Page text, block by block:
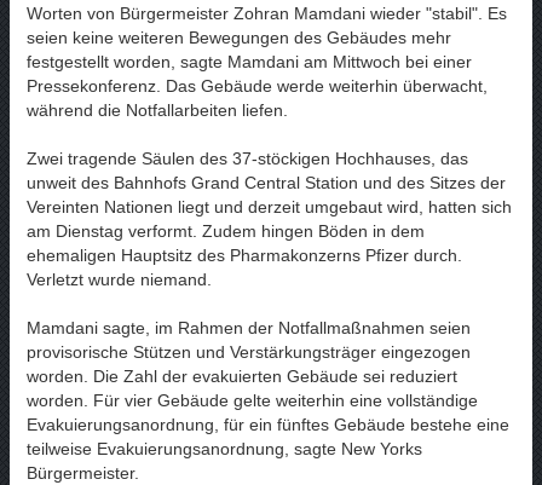
Worten von Bürgermeister Zohran Mamdani wieder "stabil". Es
seien keine weiteren Bewegungen des Gebäudes mehr
festgestellt worden, sagte Mamdani am Mittwoch bei einer
Pressekonferenz. Das Gebäude werde weiterhin überwacht,
während die Notfallarbeiten liefen.
Zwei tragende Säulen des 37-stöckigen Hochhauses, das
unweit des Bahnhofs Grand Central Station und des Sitzes der
Vereinten Nationen liegt und derzeit umgebaut wird, hatten sich
am Dienstag verformt. Zudem hingen Böden in dem
ehemaligen Hauptsitz des Pharmakonzerns Pfizer durch.
Verletzt wurde niemand.
Mamdani sagte, im Rahmen der Notfallmaßnahmen seien
provisorische Stützen und Verstärkungsträger eingezogen
worden. Die Zahl der evakuierten Gebäude sei reduziert
worden. Für vier Gebäude gelte weiterhin eine vollständige
Evakuierungsanordnung, für ein fünftes Gebäude bestehe eine
teilweise Evakuierungsanordnung, sagte New Yorks
Bürgermeister.